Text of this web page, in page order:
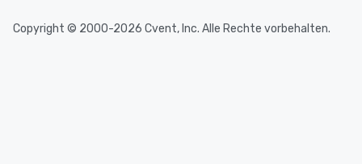
Copyright © 2000-2026 Cvent, Inc. Alle Rechte vorbehalten.